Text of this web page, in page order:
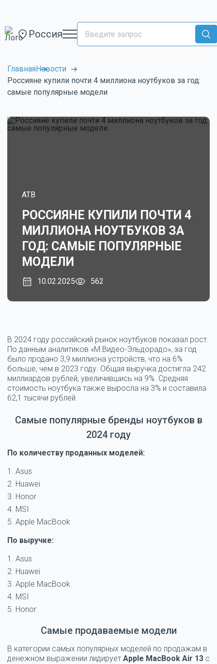
Россия
ГлавнаяНовости
Россияне купили почти 4 миллиона ноутбуков за год:
самые популярные модели
ATB
РОССИЯНЕ КУПИЛИ ПОЧТИ 4
МИЛЛИОНА НОУТБУКОВ ЗА
ГОД: САМЫЕ ПОПУЛЯРНЫЕ
МОДЕЛИ
10.02.2025 562
В 2024 году российский рынок ноутбуков показал рост.
По данным аналитиков «М.Видео-Эльдорадо», за год
было продано 3,9 миллиона устройств, что на 6%
больше, чем в 2023 году. Общая выручка достигла 242
миллиардов рублей, увеличившись на 9%. Средняя
стоимость ноутбука также выросла на 3% и составила
62,1 тысячи рублей.
Самые популярные бренды ноутбуков в
2024 году
По количеству проданных моделей:
Asus
Huawei
Honor
MSI
Apple MacBook
По выручке:
Asus
Huawei
Apple MacBook
MSI
Honor
Самые продаваемые модели
В категории самых популярных моделей по продажам в
денежном выражении лидирует Apple MacBook Air 13 с